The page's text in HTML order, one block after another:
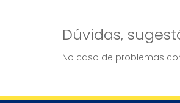
Dúvidas,
No caso de problemas